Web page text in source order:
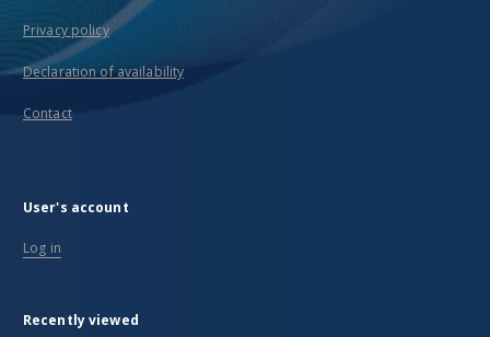
Privacy policy
Declaration of availability
Contact
User's account
Log in
Recently viewed